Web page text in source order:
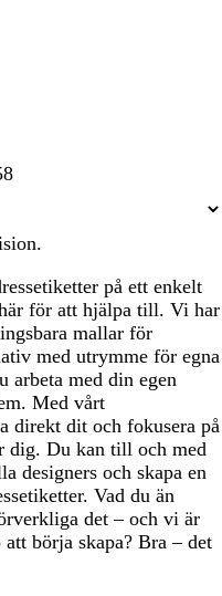
Sida
på ett enkelt
för att hjälpa till. Vi har
mallar för
med utrymme för egna
arbeta med din egen
Med vårt
direkt dit och fokusera på
dig. Du kan till och med
designers och skapa en
Vad du än
det – och vi är
börja skapa? Bra – det